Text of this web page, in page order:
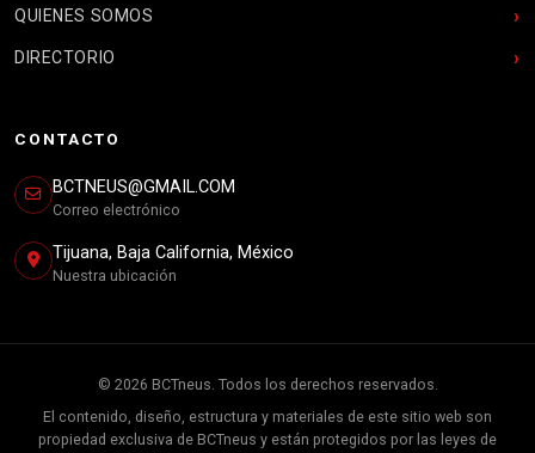
QUIENES SOMOS
DIRECTORIO
CONTACTO
BCTNEUS@GMAIL.COM
Correo electrónico
Tijuana, Baja California, México
Nuestra ubicación
© 2026 BCTneus. Todos los derechos reservados.
El contenido, diseño, estructura y materiales de este sitio web son
propiedad exclusiva de BCTneus y están protegidos por las leyes de